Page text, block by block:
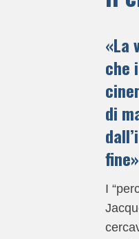
«La
che
di
fine»
I